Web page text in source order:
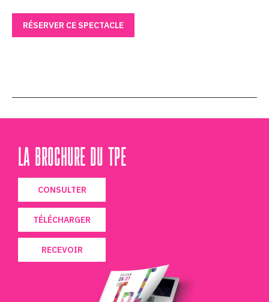
RÉSERVER CE SPECTACLE
LA BROCHURE DU TPE
CONSULTER
TÉLÉCHARGER
RECEVOIR